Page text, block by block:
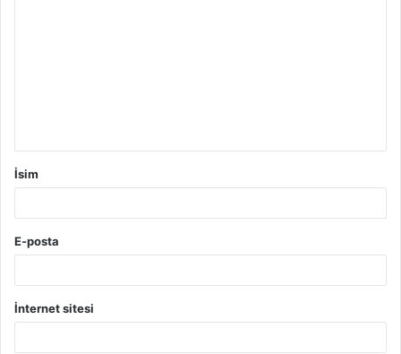
İsim
E-posta
İnternet sitesi